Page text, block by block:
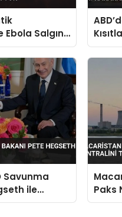
Salgını
Tedavisi Yok
Savunma
ile
Paks